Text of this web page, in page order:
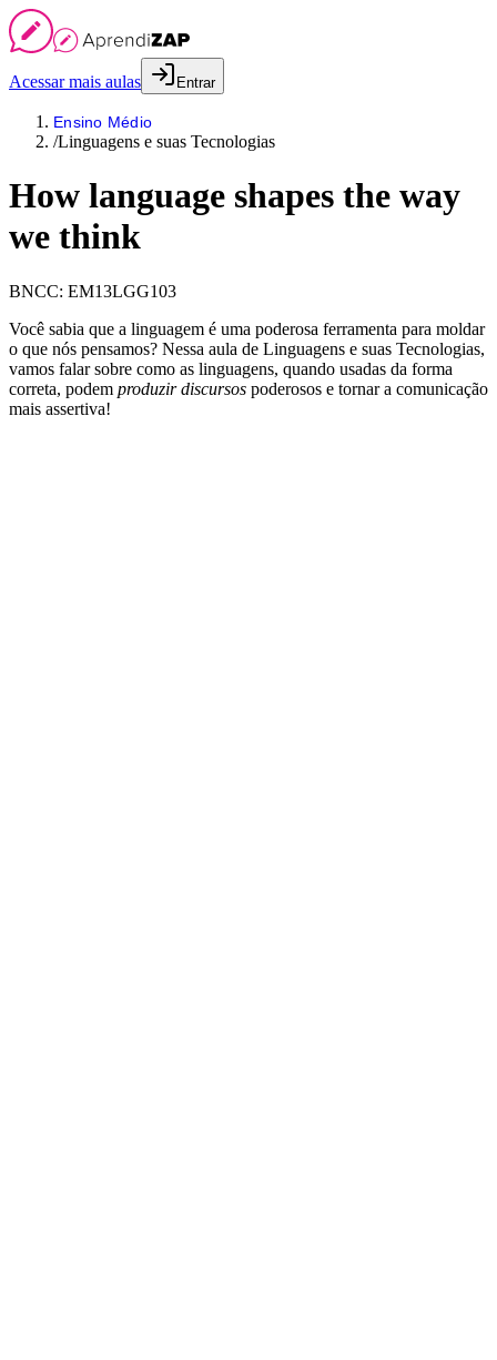
Acessar mais aulas Entrar
Ensino Médio
/Linguagens e suas Tecnologias
How language shapes the way
we think
BNCC: EM13LGG103
Você sabia que a linguagem é uma poderosa ferramenta para moldar
o que nós pensamos? Nessa aula de Linguagens e suas Tecnologias,
vamos falar sobre como as linguagens, quando usadas da forma
correta, podem produzir discursos poderosos e tornar a comunicação
mais assertiva!